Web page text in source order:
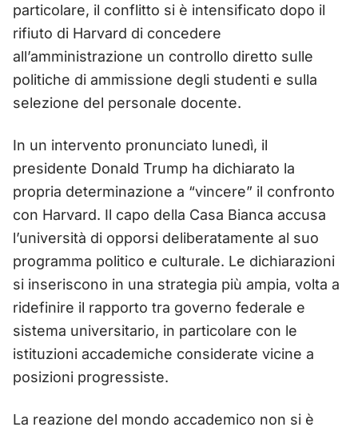
particolare, il conflitto si è intensificato dopo il
rifiuto di Harvard di concedere
all’amministrazione un controllo diretto sulle
politiche di ammissione degli studenti e sulla
selezione del personale docente.
In un intervento pronunciato lunedì, il
presidente Donald Trump ha dichiarato la
propria determinazione a “vincere” il confronto
con Harvard. Il capo della Casa Bianca accusa
l’università di opporsi deliberatamente al suo
programma politico e culturale. Le dichiarazioni
si inseriscono in una strategia più ampia, volta a
ridefinire il rapporto tra governo federale e
sistema universitario, in particolare con le
istituzioni accademiche considerate vicine a
posizioni progressiste.
La reazione del mondo accademico non si è